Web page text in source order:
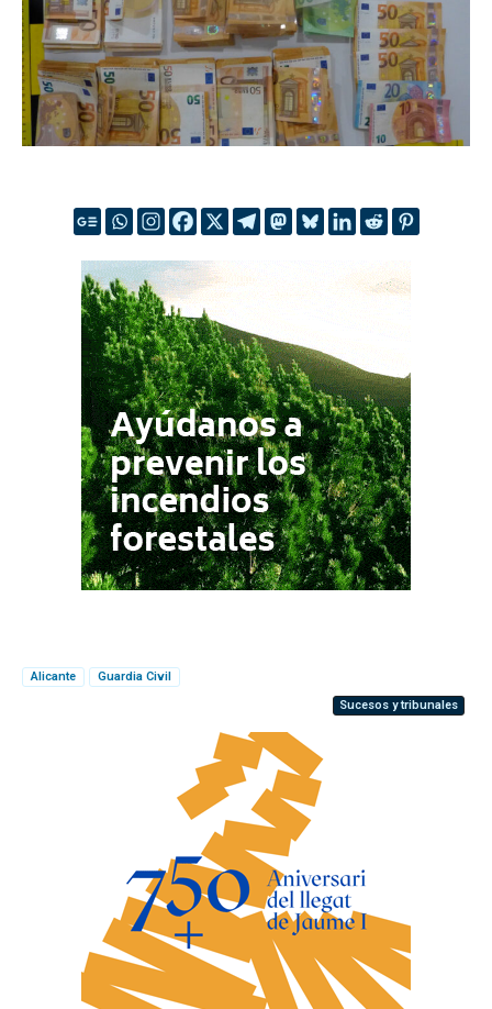
Alicante
Guardia Civil
Sucesos y tribunales